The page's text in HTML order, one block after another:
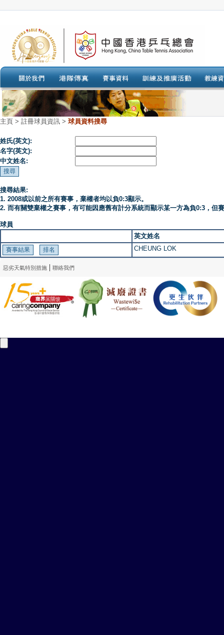
主頁 > 註冊球員資訊 > 球員資料搜尋
姓氏(英文):
名字(英文):
中文姓名:
搜尋結果:
1. 2008或以前之所有賽事，棄權者均以負0:3顯示。
2. 而有關雙棄權之賽事，有可能因應舊有計分系統而顯示某一方為負0:3，但
球員
英文姓名
CHEUNG LOK